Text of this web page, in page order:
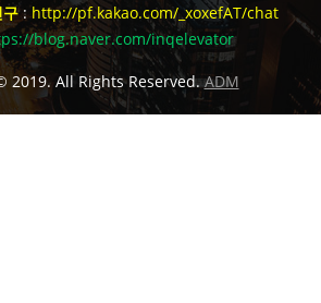
:http://pf.kakao.com/_xoxefAT/chat
blog.naver.com/inqelevator
2019. All Rights Reserved. ADM